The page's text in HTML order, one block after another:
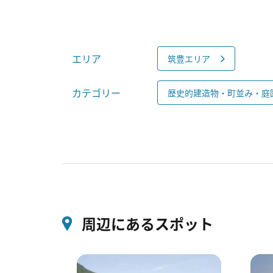
エリア 筑豊エリア
カテゴリー 歴史的建造物・町並み・庭
周辺にあるスポット